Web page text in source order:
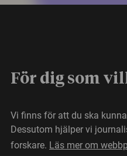
För dig som
Vi finns för att du ska
Dessutom hjälper vi
forskare. Läs mer om